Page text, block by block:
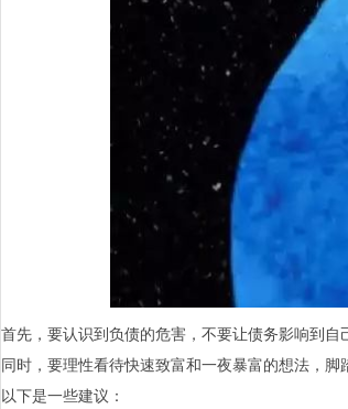
首先，要认识到负债的危害，不要让债务影响到自
同时，要理性看待快速致富和一夜暴富的想法，脚
以下是一些建议：